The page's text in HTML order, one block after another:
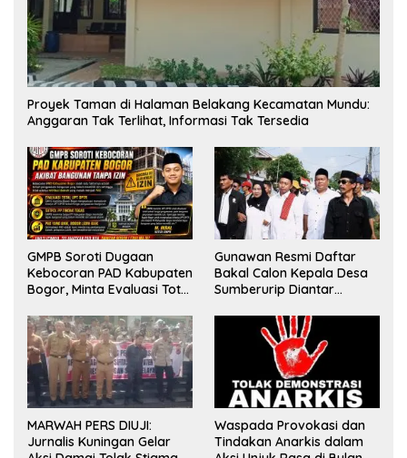
Proyek Taman di Halaman Belakang Kecamatan Mundu:
Anggaran Tak Terlihat, Informasi Tak Tersedia
GMPB Soroti Dugaan
Kebocoran PAD Kabupaten
Bogor, Minta Evaluasi Total
Tak Berizin
Gunawan Resmi Daftar
Bakal Calon Kepala Desa
Sumberurip Diantar
Pendukung ke Meja Panitia
MARWAH PERS DIUJI:
Jurnalis Kuningan Gelar
Waspada Provokasi dan
Tindakan Anarkis dalam